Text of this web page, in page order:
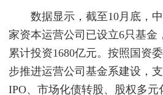
数据显示，截至10月底，中
家资本运营公司已设立6只基金
累计投资1680亿元。按照国资
步推进运营公司基金系建设，
IPO、市场化债转股、股权多元